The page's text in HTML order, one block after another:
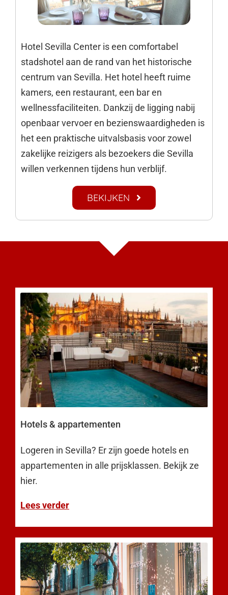
Hotel Sevilla Center is een comfortabel
stadshotel aan de rand van het historische
centrum van Sevilla. Het hotel heeft ruime
kamers, een restaurant, een bar en
wellnessfaciliteiten. Dankzij de ligging nabij
openbaar vervoer en bezienswaardigheden is
het een praktische uitvalsbasis voor zowel
zakelijke reizigers als bezoekers die Sevilla
willen verkennen tijdens hun verblijf.
BEKIJKEN
Hotels & appartementen
Logeren in Sevilla? Er zijn goede hotels en
appartementen in alle prijsklassen. Bekijk ze
hier.
Lees verder